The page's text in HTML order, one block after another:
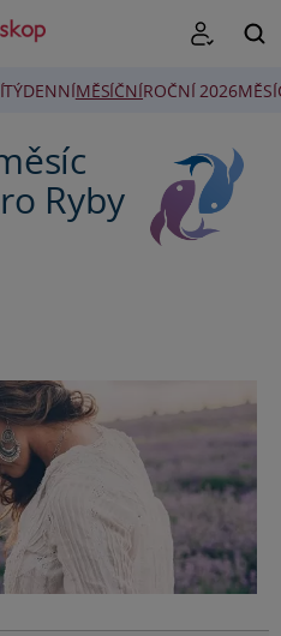
TÝDENNÍMĚSÍČNÍROČNÍ 2026
Ryby